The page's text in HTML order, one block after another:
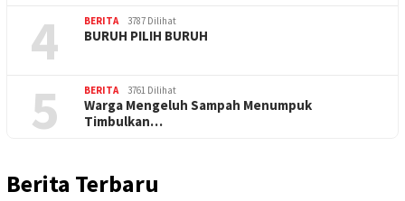
4 BERITA 3787 Dilihat
BURUH PILIH BURUH
5 BERITA 3761 Dilihat
Warga Mengeluh Sampah Menumpuk
Timbulkan…
Berita Terbaru